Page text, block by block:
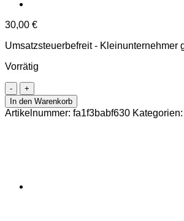
30,00 €
Umsatzsteuerbefreit - Kleinunternehmer
Vorrätig
Morzg(Sbg.)
-
10,20,50
Heller
Erh.
In den Warenkorb
Artikelnummer: fa1f3babf630 Kategorien: